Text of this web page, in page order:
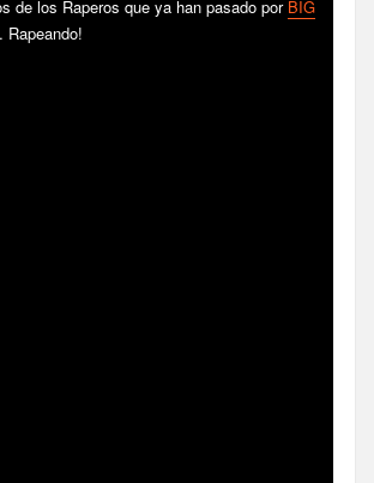
de los Raperos que ya han pasado por BIG